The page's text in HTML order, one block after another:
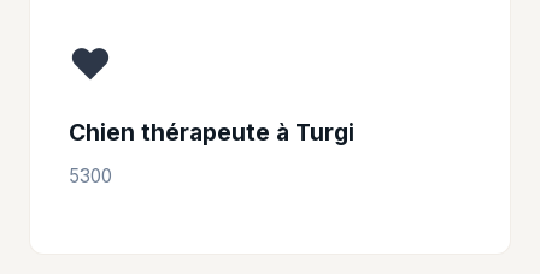
❤️
Chien thérapeute à Turgi
5300